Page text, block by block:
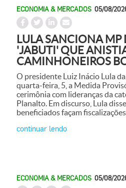
ECONOMIA & MERCADOS 05/08/
LULA SANCIONA MP
'JABUTI' QUE
CAMINHONEIROS
O presidente Luiz Inácio Lula
quarta-feira, 5, a Medida
cerimônia com lideranças da
Planalto. Em discurso, Lula
beneficiados façam fiscalizações
continuar lendo
ECONOMIA & MERCADOS 05/08/